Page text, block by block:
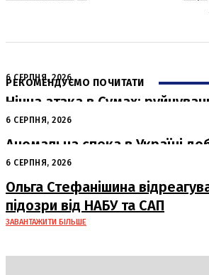
РЕКОМЕНДУЄМО ПОЧИТАТИ
6 СЕРПНЯ, 2026
Нічна атака в Сумах:
жертви від російських
6 СЕРПНЯ, 2026
Аномальна спека в Україні
кінця: очікується похолодання
6 СЕРПНЯ, 2026
Ольга Стефанішина
підозри від НАБУ та САП
ЗАВАНТАЖИТИ БІЛЬШЕ